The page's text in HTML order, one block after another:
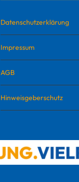
Datenschutzerklärung
Impressum
AGB
Hinweisgeberschutz